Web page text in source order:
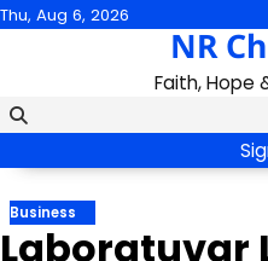
Skip
Thu, Aug 6, 2026
NR
Faith, Hope
Business
Laboratuvar